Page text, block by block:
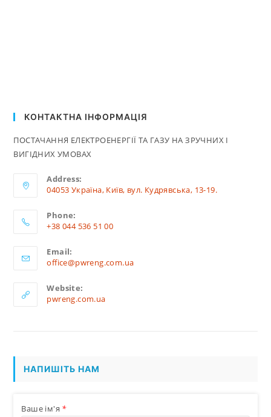
КОНТАКТНА ІНФОРМАЦІЯ
ПОСТАЧАННЯ ЕЛЕКТРОЕНЕРГІЇ ТА ГАЗУ НА ЗРУЧНИХ І
ВИГІДНИХ УМОВАХ
Address:
04053 Україна, Київ, вул. Кудрявська, 13-19.
Phone:
+38 044 536 51 00
у
вашому
застосунку
Email:
office@pwreng.com.uaВідкриється
Website:
pwreng.com.ua
НАПИШІТЬ НАМ
Ваше ім'я *